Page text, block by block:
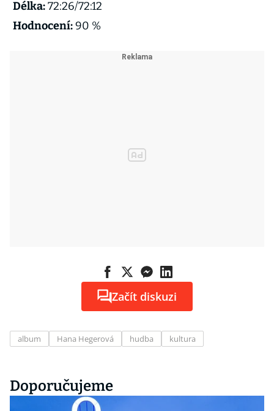
Délka:72:26/72:12
Hodnocení:90 %
Začít diskuzi
album Hana Hegerová hudba kultura
Doporučujeme